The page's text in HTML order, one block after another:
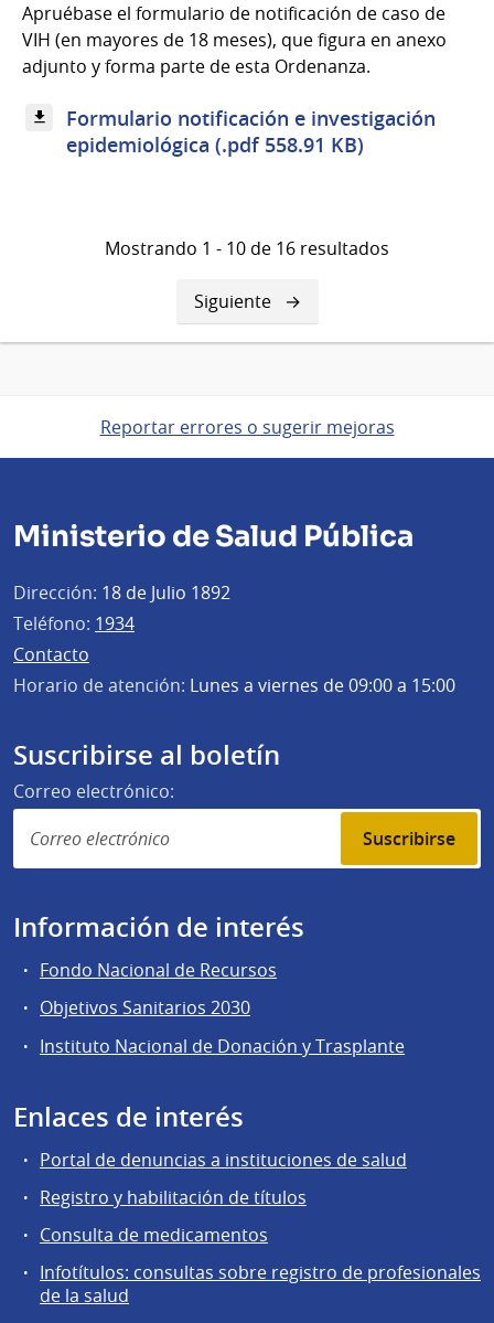
Apruébase el formulario de notificación de caso de
VIH (en mayores de 18 meses), que figura en anexo
adjunto y forma parte de esta Ordenanza.
Formulario notificación e investigación
epidemiológica (.pdf 558.91 KB)
Mostrando 1 - 10 de 16 resultados
Siguiente
página
Siguiente
Reportar errores o sugerir mejoras
Ministerio de Salud Pública
Dirección: 18 de Julio 1892
Teléfono: 1934
Contacto
Horario de atención: Lunes a viernes de 09:00 a 15:00
Suscribirse al boletín
Correo electrónico:
Suscribirse
Información de interés
Fondo Nacional de Recursos
Objetivos Sanitarios 2030
Instituto Nacional de Donación y Trasplante
Enlaces de interés
Portal de denuncias a instituciones de salud
Registro y habilitación de títulos
Consulta de medicamentos
Infotítulos: consultas sobre registro de profesionales
de la salud